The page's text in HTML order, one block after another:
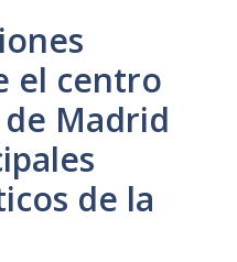
el centro
Madrid
de la